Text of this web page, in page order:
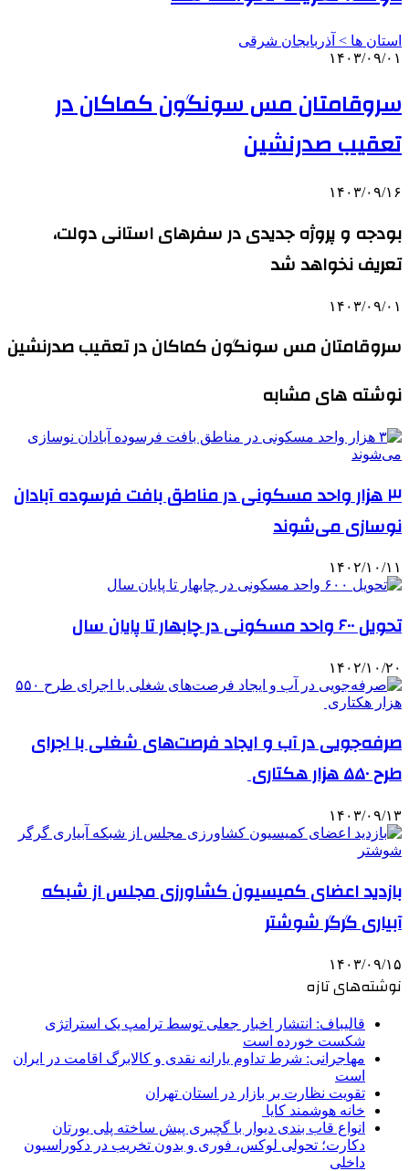
استان ها > آذربایجان شرقی
۱۴۰۳/۰۹/۰۱
سروقامتان مس سونگون کماکان در
تعقیب صدرنشین
۱۴۰۳/۰۹/۱۶
بودجه و پروژه جدیدی در سفرهای استانی دولت،
تعریف نخواهد شد
۱۴۰۳/۰۹/۰۱
سروقامتان مس سونگون کماکان در تعقیب صدرنشین
نوشته های مشابه
۳ هزار واحد مسکونی در مناطق بافت فرسوده آبادان
نوسازی می‌شوند
۱۴۰۲/۱۰/۱۱
تحویل ۶۰۰ واحد مسکونی در چابهار تا پایان سال
۱۴۰۲/۱۰/۲۰
صرفه‌جویی در آب و ایجاد فرصت‌های شغلی با اجرای
طرح ۵۵۰ هزار هکتاری
۱۴۰۳/۰۹/۱۳
بازدید اعضای کمیسیون کشاورزی مجلس از شبکه
آبیاری گرگر شوشتر
۱۴۰۳/۰۹/۱۵
نوشته‌های تازه
قالیباف: انتشار اخبار جعلی توسط ترامپ یک استراتژی
شکست خورده است
مهاجرانی: شرط تداوم یارانه نقدی و کالابرگ اقامت در ایران
است
تقویت نظارت بر بازار در استان تهران
خانه هوشمند کایا
انواع قاب بندی دیوار با گچبری پیش ساخته پلی یورتان
دکارت؛ تحولی لوکس، فوری و بدون تخریب در دکوراسیون
داخلی